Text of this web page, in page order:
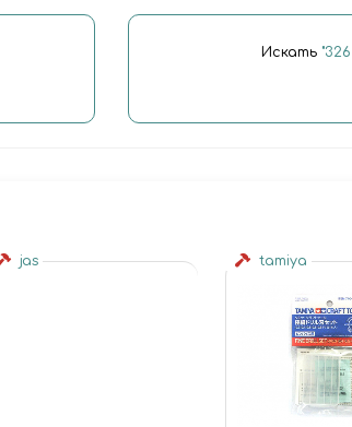
Искать
jas tamiya